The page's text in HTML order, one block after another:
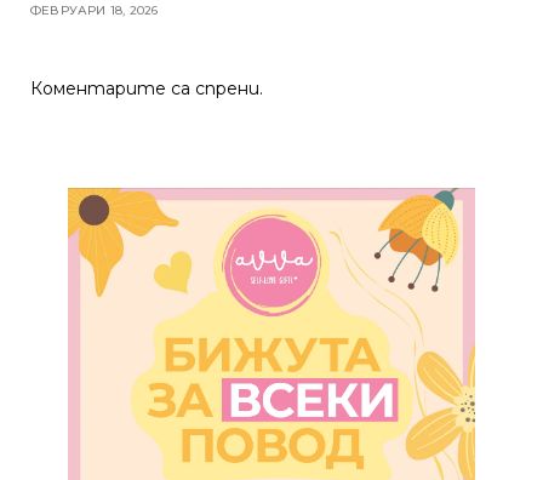
ФЕВРУАРИ 18, 2026
Коментарите са спрени.